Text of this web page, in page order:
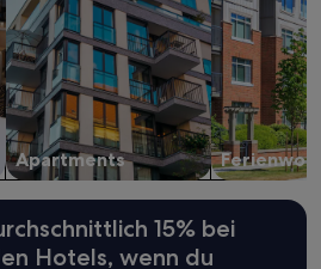
Apartments
15% bei
Hotels, wenn du